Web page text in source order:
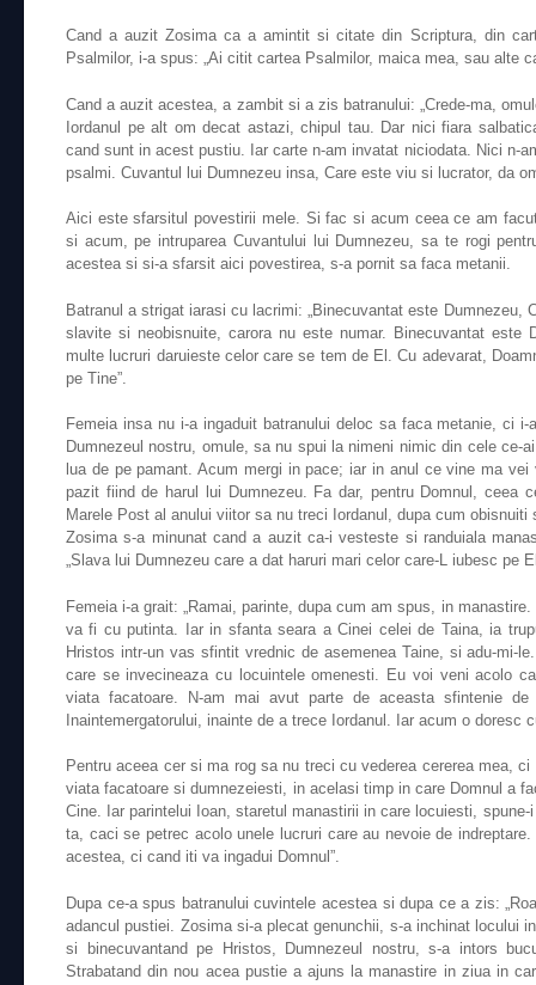
Cand a auzit Zosima ca a amintit si citate din Scriptura, din
Psalmilor, i-a spus: „Ai citit cartea Psalmilor, maica mea, sau alte
Cand a auzit acestea, a zambit si a zis batranului: „Crede-ma,
Iordanul pe alt om decat astazi, chipul tau. Dar nici fiara
cand sunt in acest pustiu. Iar carte n-am invatat niciodata. Nici n-
psalmi. Cuvantul lui Dumnezeu insa, Care este viu si lucrator, da
Aici este sfarsitul povestirii mele. Si fac si acum ceea ce am
si acum, pe intruparea Cuvantului lui Dumnezeu, sa te rogi
acestea si si-a sfarsit aici povestirea, s-a pornit sa faca metanii.
Batranul a strigat iarasi cu lacrimi: „Binecuvantat este Dumnezeu,
slavite si neobisnuite, carora nu este numar. Binecuvantat este
multe lucruri daruieste celor care se tem de El. Cu adevarat,
pe Tine”.
Femeia insa nu i-a ingaduit batranului deloc sa faca metanie, ci
Dumnezeul nostru, omule, sa nu spui la nimeni nimic din cele ce-
lua de pe pamant. Acum mergi in pace; iar in anul ce vine ma
pazit fiind de harul lui Dumnezeu. Fa dar, pentru Domnul, ceea
Marele Post al anului viitor sa nu treci Iordanul, dupa cum obisnuiti
Zosima s-a minunat cand a auzit ca-i vesteste si randuiala
„Slava lui Dumnezeu care a dat haruri mari celor care-L iubesc pe
Femeia i-a grait: „Ramai, parinte, dupa cum am spus, in
va fi cu putinta. Iar in sfanta seara a Cinei celei de Taina, ia
Hristos intr-un vas sfintit vrednic de asemenea Taine, si adu-mi-
care se invecineaza cu locuintele omenesti. Eu voi veni acolo
viata facatoare. N-am mai avut parte de aceasta sfintenie
Inaintemergatorului, inainte de a trece Iordanul. Iar acum o doresc
Pentru aceea cer si ma rog sa nu treci cu vederea cererea mea,
viata facatoare si dumnezeiesti, in acelasi timp in care Domnul a
Cine. Iar parintelui Ioan, staretul manastirii in care locuiesti,
ta, caci se petrec acolo unele lucruri care au nevoie de
acestea, ci cand iti va ingadui Domnul”.
Dupa ce-a spus batranului cuvintele acestea si dupa ce a zis:
adancul pustiei. Zosima si-a plecat genunchii, s-a inchinat locului
si binecuvantand pe Hristos, Dumnezeul nostru, s-a intors
Strabatand din nou acea pustie a ajuns la manastire in ziua in